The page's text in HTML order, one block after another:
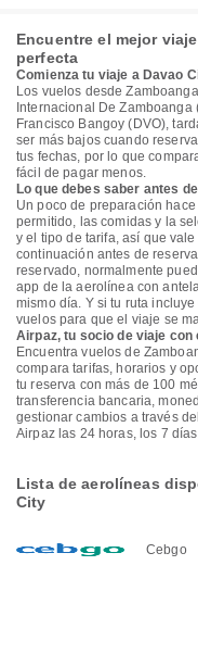
Encuentre el mejor
perfecta
Comienza tu viaje a Davao
Los vuelos desde
Internacional De Zamboanga
Francisco Bangoy (DVO),
ser más bajos cuando
tus fechas, por lo que
fácil de pagar menos.
Lo que debes saber antes
Un poco de preparación
permitido, las comidas y la
y el tipo de tarifa, así que
continuación antes de
reservado, normalmente
app de la aerolínea con
mismo día. Y si tu ruta
vuelos para que el viaje se
Airpaz, tu socio de viaje con
Encuentra vuelos de
compara tarifas, horarios y
tu reserva con más de 100
transferencia bancaria,
gestionar cambios a través
Airpaz las 24 horas, los 7
Lista de aerolíneas
City
Cebgo